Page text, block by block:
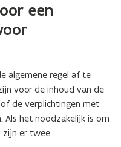
een
algemene regel af te
voor de inhoud van de
de verplichtingen met
het noodzakelijk is om
zijn er twee